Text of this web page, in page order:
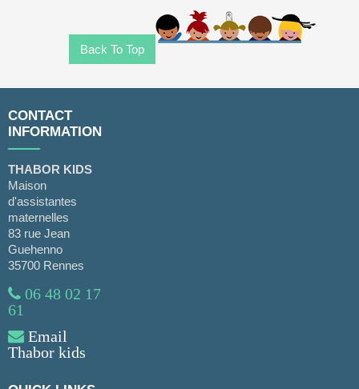
Back To Top
CONTACT
INFORMATION
THABOR KIDS
Maison
d'assistantes
maternelles
83 rue Jean
Guehenno
35700 Rennes
06 48 02 17
61
Email
Thabor kids